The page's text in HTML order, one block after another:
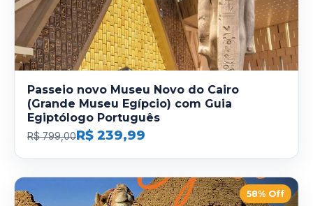
Passeio novo Museu Novo do Cairo
(Grande Museu Egípcio) com Guia
Egiptólogo Português
R$ 799,00R$ 239,99
58% Off